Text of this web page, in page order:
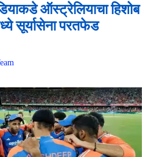
ऑस्ट्रेलियाचा हिशोब
सूर्यासेना परतफेड